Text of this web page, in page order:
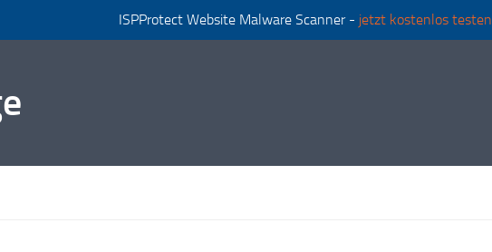
ISPProtect Website Malware Scanner - jetzt kostenlos testen